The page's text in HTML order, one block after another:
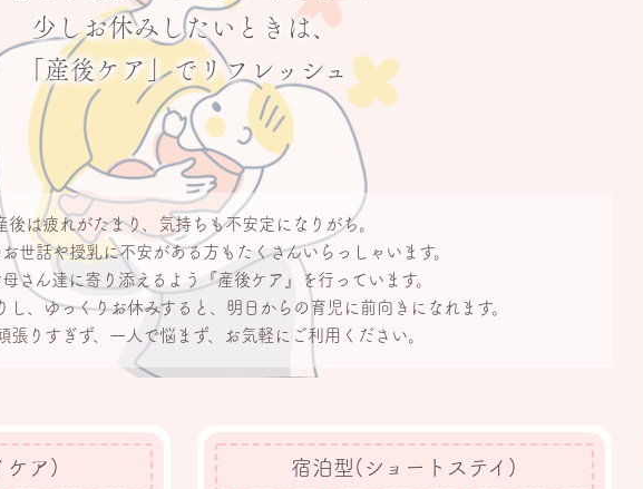
少しお休みしたいときは、
「産後ケア」で リフレッシュ
後は疲れがたまり、
気持ちも不安定になりがち。
世話や授乳に不安がある方もたくさんいらっしゃいます。
さん達に 寄り添えるよう 『産後ケア』を行っています。
、
ゆっくりお休みすると、 明日からの育児に 前向きになれます。
張りすぎず、 一人で悩まず、 お気軽にご利用ください。
ケア) 宿泊型(ショートステイ)